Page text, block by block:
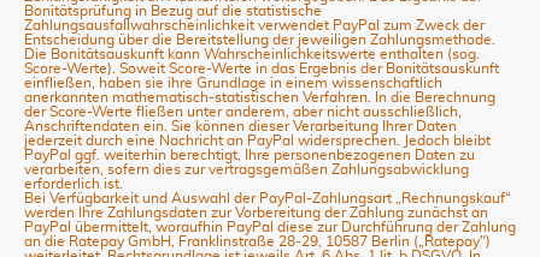
Bonitätsprüfung in Bezug auf die statistische
Zahlungsausfallwahrscheinlichkeit verwendet PayPal zum Zweck der
Entscheidung über die Bereitstellung der jeweiligen Zahlungsmethode.
Die Bonitätsauskunft kann Wahrscheinlichkeitswerte enthalten (sog.
Score-Werte). Soweit Score-Werte in das Ergebnis der Bonitätsauskunft
einfließen, haben sie ihre Grundlage in einem wissenschaftlich
anerkannten mathematisch-statistischen Verfahren. In die Berechnung
der Score-Werte fließen unter anderem, aber nicht ausschließlich,
Anschriftendaten ein. Sie können dieser Verarbeitung Ihrer Daten
jederzeit durch eine Nachricht an PayPal widersprechen. Jedoch bleibt
PayPal ggf. weiterhin berechtigt, Ihre personenbezogenen Daten zu
verarbeiten, sofern dies zur vertragsgemäßen Zahlungsabwicklung
erforderlich ist.
Bei Verfügbarkeit und Auswahl der PayPal-Zahlungsart „Rechnungskauf“
werden Ihre Zahlungsdaten zur Vorbereitung der Zahlung zunächst an
PayPal übermittelt, woraufhin PayPal diese zur Durchführung der Zahlung
an die Ratepay GmbH, Franklinstraße 28-29, 10587 Berlin („Ratepay")